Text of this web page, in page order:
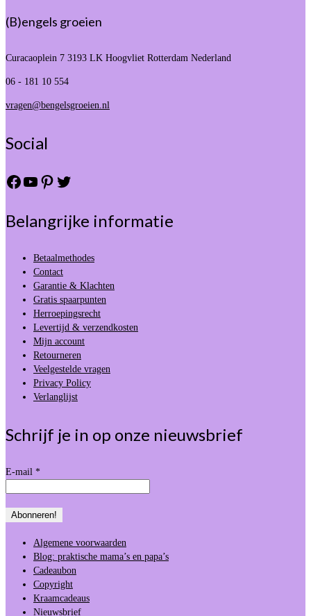
(B)engels groeien
Curacaoplein 7 3193 LK Hoogvliet Rotterdam Nederland
06 - 181 10 554
vragen@bengelsgroeien.nl
Social
Facebook
YouTube
Pinterest
Twitter
Belangrijke informatie
Betaalmethodes
Contact
Garantie & Klachten
Gratis spaarpunten
Herroepingsrecht
Levertijd & verzendkosten
Mijn account
Retourneren
Veelgestelde vragen
Privacy Policy
Verlanglijst
Schrijf je in op onze nieuwsbrief
E-mail *
Algemene voorwaarden
Blog: praktische mama’s en papa’s
Cadeaubon
Copyright
Kraamcadeaus
Nieuwsbrief